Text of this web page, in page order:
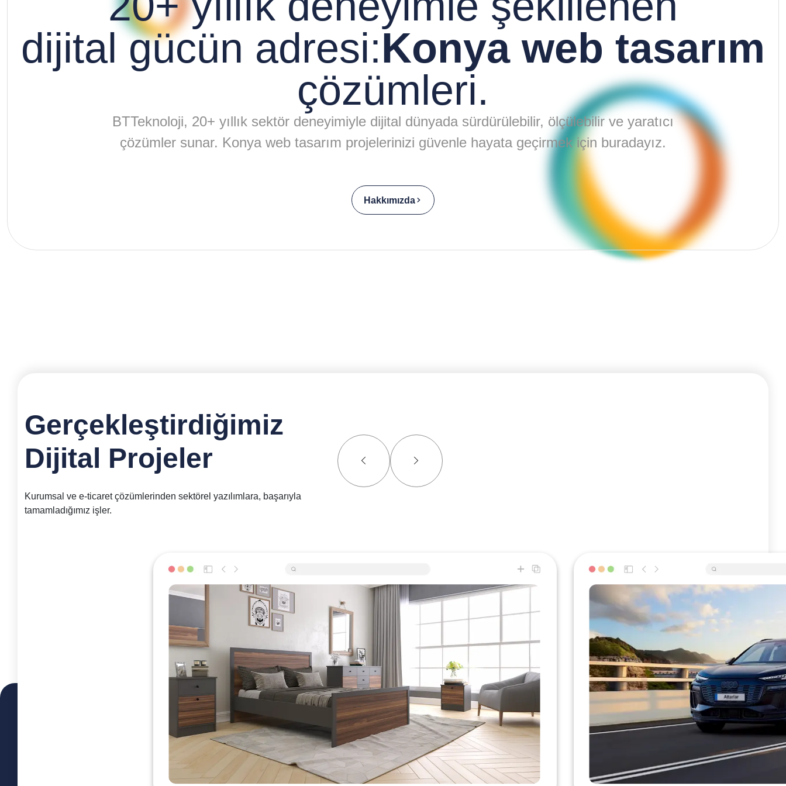
dijital gücün adresi:Konya web tasarım
çözümleri.
BTTeknoloji, 20+ yıllık sektör deneyimiyle dijital dünyada sürdürülebilir, ölçülebilir ve yaratıcı
çözümler sunar. Konya web tasarım projelerinizi güvenle hayata geçirmek için buradayız.
Hakkımızda
Gerçekleştirdiğimiz
Dijital Projeler
Kurumsal ve e-ticaret çözümlerinden sektörel yazılımlara, başarıyla
tamamladığımız işler.